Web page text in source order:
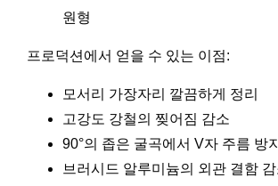
원형
프로덕션에서 얻을 수 있는 이점:
모서리 가장자리 깔끔하게 정리
고강도 강철의 찢어짐 감소
90°의 좁은 굴곡에서 V자 주름 방지
브러시드 알루미늄의 외관 결함